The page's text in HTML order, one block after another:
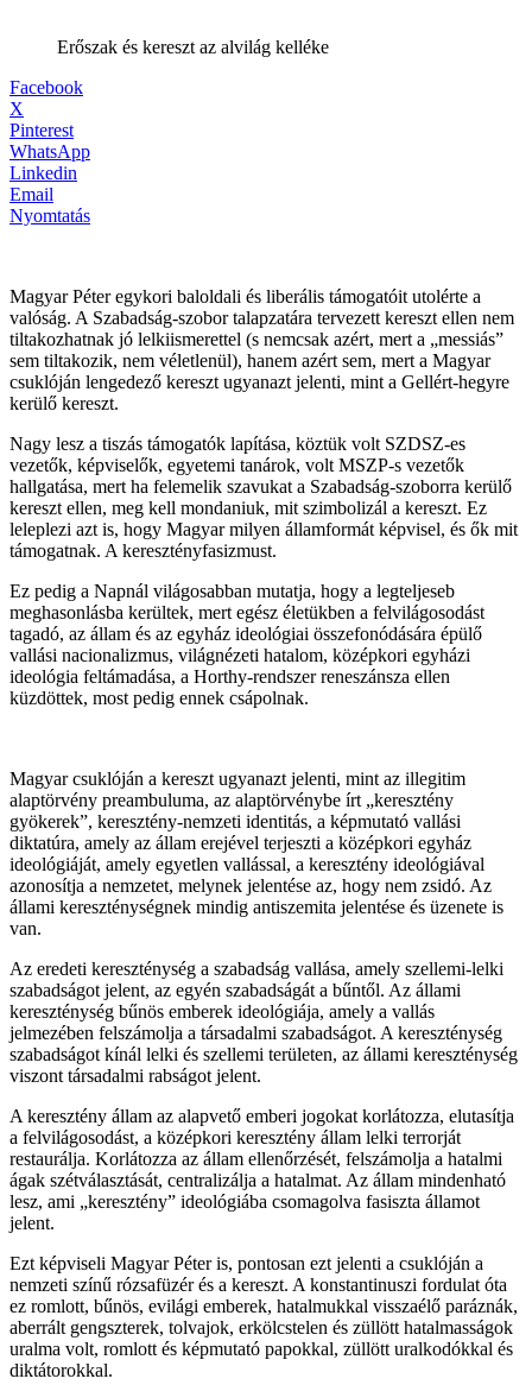
Erőszak és kereszt az alvilág kelléke
Facebook
X
Pinterest
WhatsApp
Linkedin
Email
Nyomtatás
Magyar Péter egykori baloldali és liberális támogatóit utolérte a
valóság. A Szabadság-szobor talapzatára tervezett kereszt ellen nem
tiltakozhatnak jó lelkiismerettel (s nemcsak azért, mert a „messiás”
sem tiltakozik, nem véletlenül), hanem azért sem, mert a Magyar
csuklóján lengedező kereszt ugyanazt jelenti, mint a Gellért-hegyre
kerülő kereszt.
Nagy lesz a tiszás támogatók lapítása, köztük volt SZDSZ-es
vezetők, képviselők, egyetemi tanárok, volt MSZP-s vezetők
hallgatása, mert ha felemelik szavukat a Szabadság-szoborra kerülő
kereszt ellen, meg kell mondaniuk, mit szimbolizál a kereszt. Ez
leleplezi azt is, hogy Magyar milyen államformát képvisel, és ők mit
támogatnak. A keresztényfasizmust.
Ez pedig a Napnál világosabban mutatja, hogy a legteljeseb
meghasonlásba kerültek, mert egész életükben a felvilágosodást
tagadó, az állam és az egyház ideológiai összefonódására épülő
vallási nacionalizmus, világnézeti hatalom, középkori egyházi
ideológia feltámadása, a Horthy-rendszer reneszánsza ellen
küzdöttek, most pedig ennek csápolnak.
Magyar csuklóján a kereszt ugyanazt jelenti, mint az illegitim
alaptörvény preambuluma, az alaptörvénybe írt „keresztény
gyökerek”, keresztény-nemzeti identitás, a képmutató vallási
diktatúra, amely az állam erejével terjeszti a középkori egyház
ideológiáját, amely egyetlen vallással, a keresztény ideológiával
azonosítja a nemzetet, melynek jelentése az, hogy nem zsidó. Az
állami kereszténységnek mindig antiszemita jelentése és üzenete is
van.
Az eredeti kereszténység a szabadság vallása, amely szellemi-lelki
szabadságot jelent, az egyén szabadságát a bűntől. Az állami
kereszténység bűnös emberek ideológiája, amely a vallás
jelmezében felszámolja a társadalmi szabadságot. A kereszténység
szabadságot kínál lelki és szellemi területen, az állami kereszténység
viszont társadalmi rabságot jelent.
A keresztény állam az alapvető emberi jogokat korlátozza, elutasítja
a felvilágosodást, a középkori keresztény állam lelki terrorját
restaurálja. Korlátozza az állam ellenőrzését, felszámolja a hatalmi
ágak szétválasztását, centralizálja a hatalmat. Az állam mindenható
lesz, ami „keresztény” ideológiába csomagolva fasiszta államot
jelent.
Ezt képviseli Magyar Péter is, pontosan ezt jelenti a csuklóján a
nemzeti színű rózsafüzér és a kereszt. A konstantinuszi fordulat óta
ez romlott, bűnös, evilági emberek, hatalmukkal visszaélő paráznák,
aberrált gengszterek, tolvajok, erkölcstelen és züllött hatalmasságok
uralma volt, romlott és képmutató papokkal, züllött uralkodókkal és
diktátorokkal.